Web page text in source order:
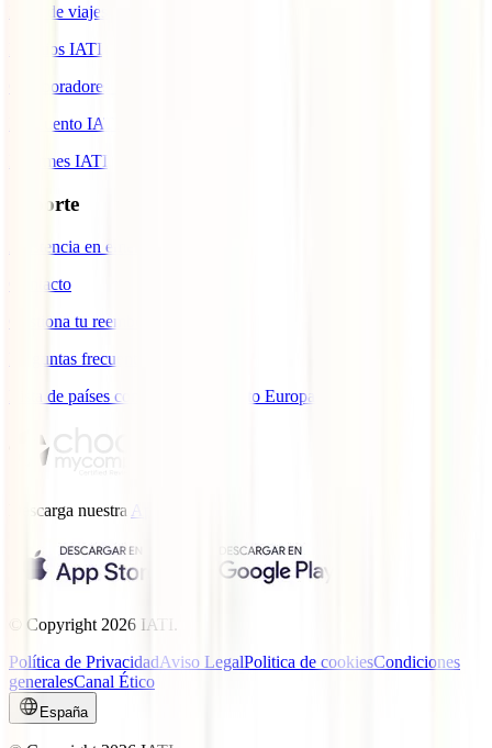
Blog de viajes
Premios IATI
Colaboradores IATI
Descuento IATI
Informes IATI
Soporte
Asistencia en emergencias
Contacto
Gestiona tu reembolso
Preguntas frecuentes
Lista de países con cobertura ámbito Europa
Descarga nuestra App.
© Copyright 2026 IATI.
Política de PrivacidadAviso LegalPolitica de cookiesCondiciones
generalesCanal Ético
España